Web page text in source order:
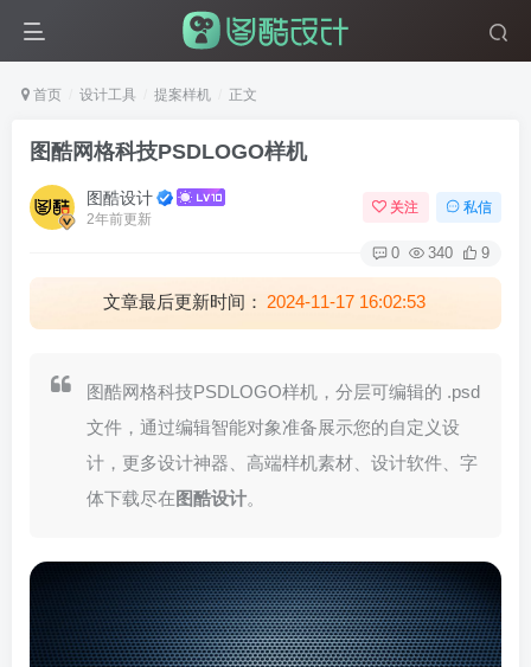
首页 设计工具 提案样机 正文
图酷网格科技PSDLOGO样机
图酷设计
2年前更新
关注 私信
0 340 9
文章最后更新时间： 2024-11-17 16:02:53
图酷网格科技PSDLOGO样机，分层可编辑的 .psd
文件，通过编辑智能对象准备展示您的自定义设
计，更多设计神器、高端样机素材、设计软件、字
体下载尽在 图酷设计。